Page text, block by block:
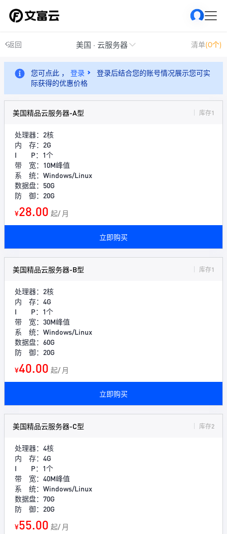
返回 美国 · 云服务器 清单(0个)
您可点此 ， 登录
登录后结合您的账号情况展示您可实
际获得的优惠价格
美国精品云服务器-A型 库存1
处理器：2核
内 存：2G
I P：1个
带 宽：10M峰值
系 统：Windows/Linux
数据盘：50G
防 御：20G
¥28.00 起/ 月
立即购买
美国精品云服务器-B型 库存1
处理器：2核
内 存：4G
I P：1个
带 宽：30M峰值
系 统：Windows/Linux
数据盘：60G
防 御：20G
¥40.00 起/ 月
立即购买
美国精品云服务器-C型 库存2
处理器：4核
内 存：4G
I P：1个
带 宽：40M峰值
系 统：Windows/Linux
数据盘：70G
防 御：20G
¥55.00 起/ 月